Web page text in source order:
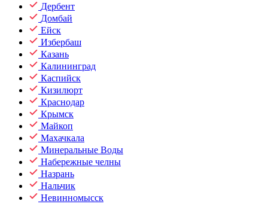
Дербент
Домбай
Ейск
Избербаш
Казань
Калининград
Каспийск
Кизилюрт
Краснодар
Крымск
Майкоп
Махачкала
Минеральные Воды
Набережные челны
Назрань
Нальчик
Невинномысск